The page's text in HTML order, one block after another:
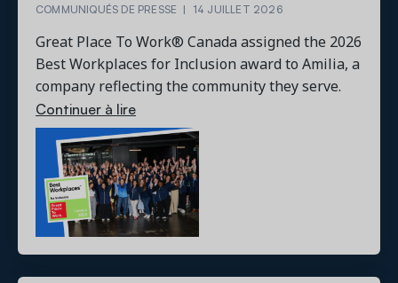
COMMUNIQUÉS DE PRESSE | 14 JUILLET 2026
Great Place To Work® Canada assigned the 2026
Best Workplaces for Inclusion award to Amilia, a
company reflecting the community they serve.
Continuer à lire